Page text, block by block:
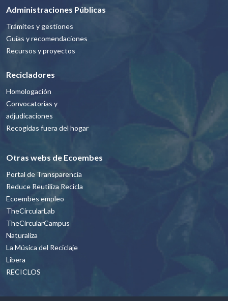
Administraciones Públicas
Trámites y gestiones
Guías y recomendaciones
Recursos y proyectos
Recicladores
Homologación
Convocatorias y
adjudicaciones
Recogidas fuera del hogar
Otras webs de Ecoembes
Portal de Transparencia
Reduce Reutiliza Recicla
Ecoembes empleo
TheCircularLab
TheCircularCampus
Naturaliza
La Música del Reciclaje
Libera
RECICLOS